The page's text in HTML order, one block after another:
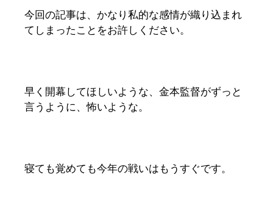
今回の記事は、かなり私的な感情が織り込まれ
てしまったことをお許しください。
早く開幕してほしいような、金本監督がずっと
言うように、怖いような。
寝ても覚めても今年の戦いはもうすぐです。